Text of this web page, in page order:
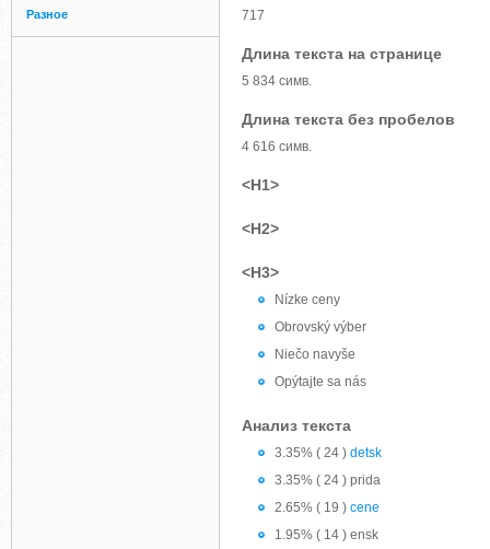
Разное 717
Длина текста на странице
5 834 симв.
Длина текста без пробелов
4 616 симв.
<H1>
<H2>
<H3>
Nízke ceny
Obrovský výber
Niečo navyše
Opýtajte sa nás
Анализ текста
3.35% ( 24 ) detsk
3.35% ( 24 ) prida
2.65% ( 19 ) cene
1.95% ( 14 ) ensk